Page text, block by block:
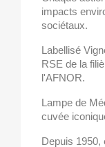
impacts
sociétaux.
Labellisé
RSE de la
l'AFNOR.
Lampe de
cuvée
Depuis